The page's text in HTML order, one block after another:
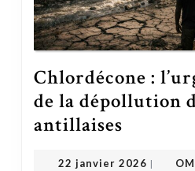
Chlordécone :
de la dépollution
antillaises
22 janvier 2026 22 janvier 2026
|